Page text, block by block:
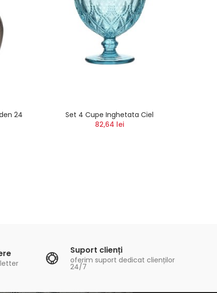
24
Set 4 Cupe Inghetata Ciel
82,64 lei
Suport clienți
oferim suport dedicat clienților
24/7